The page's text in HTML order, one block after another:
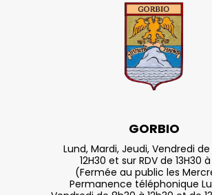
GORBIO
Lund, Mardi, Jeudi, Vendredi
12H30 et sur RDV de 13H30 à
(Fermée au public les
Permanence téléphonique